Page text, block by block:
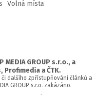
Volná místa
GROUP s.r.o., a
Profimedia a ČTK.
či dalšího zpřístupňování článků a
GROUP s.r.o. zakázáno.